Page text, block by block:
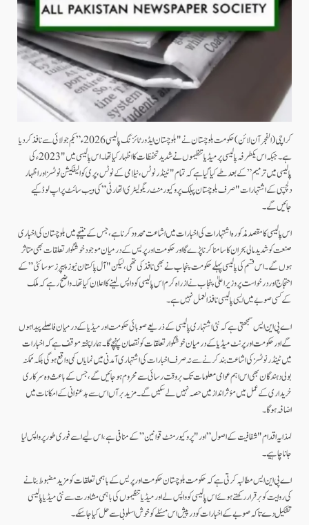
کراچی (الفجرآن لائن) حکومت بلوچستان نے "بلوچستان ایڈورٹائزنگ پالیسی 2026ء” یکم جولائی سے نافذ کر دیا
ہے۔جبکہ اس یکطرفہ پالیسی پر میڈیا تنظیموں نے شدید تحفظات کا اظہار کیا تھا۔ اس پالیسی میں "2023ء کی
پالیسی میں ترمیم” کے بعد طے کیا گیا ہے کہ تمام "ٹینڈر نوٹس، نیلامی کے نوٹس، پری کوالیفکیشن نوٹسز اور اظہار
دلچسپی کے اشتہارات "صرف بلوچستان پبلک پروکیورمنٹ ریگولیٹری اتھارٹی ” کی ویب سائٹ پر اپ لوڈ کیے
جائیں گے۔
اس پالیسی کا مقصد مذکورہ اشتہارات کی اخبارات میں اشاعت محدود کرنا ہے، جس کے نتیجے میں بلوچستان کی اخباری
صنعت کو شدید مالی بحران کا سامنا کرنا پڑے گا اور حکومت اور پریس کے درمیان موجود خوشگوار تعلقات بھی متاثر
ہوں گے۔ اس قسم کی پالیسی پہلے حکومت پنجاب نے بھی نافذ کی تھی، لیکن "آل پاکستان نیوز پیپرز سوسائٹی ” کے
احتجاج اور درخواست پر وزیر اعلیٰ پنجاب نے ازراہ کرم اس پالیسی کو واپس لینے کا اعلان کیا تھا۔ واضح رہے کہ ملک
کے کسی صوبے میں ایسی پالیسی نافذ العمل نہیں ہے۔
اے پی این ایس سمجھتی ہے کہ نئی اشتہاری پالیسی کے ذریعے صوبائی حکومت اور میڈیا کے درمیان فاصلے پیدا ہوں
گے اور حکومت اور پرنٹ میڈیا کے درمیان خوشگوار تعلقات کو نقصان پہنچے گا۔ ہمارا پختہ موقف ہے کہ اخبارات
میں ٹینڈر نوٹسز کی اشاعت بند کرنے سے نہ صرف اخبارات کی اشتہاری آمدنی میں نمایاں کمی واقع ہوگی بلکہ ممکنہ
بولی دہندگان بھی اس اہم عوامی معلومات تک بروقت رسائی سے محروم ہو جائیں گے، جس کے باعث وہ سرکاری
خریداری کے عمل میں مؤثر انداز میں حصہ نہیں لے سکیں گے۔ مزید برآں اس سے بدعنوانی کے امکانات میں
اضافہ ہوگا۔
لہذا یہ اقدام "شفافیت کے اصول” اور "پروکیورمنٹ قوانین” کے منافی ہے، اس لیے اسے فوری طور پر واپس لیا
جانا چاہیے۔
اے پی این ایس مطالبہ کرتی ہے کہ حکومت بلوچستان حکومت اور پریس کے باہمی تعلقات کو مزید مضبوط بنانے
کی روایت کو برقرار رکھتے ہوئے اس پالیسی کو واپس لے اور میڈیا تنظیموں کی باہمی مشاورت سے نئی میڈیا پالیسی
تشکیل دے تاکہ صوبے کے اخبارات کو درپیش اس مسئلے کو خوش اسلوبی سے حل کیا جاسکے۔